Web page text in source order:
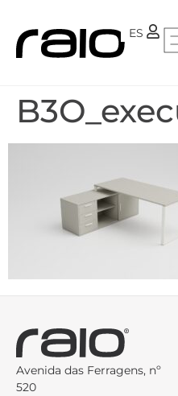
ES
PT
Avenida das Ferragens, nº
520